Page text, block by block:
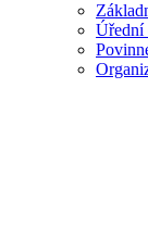
Úřední